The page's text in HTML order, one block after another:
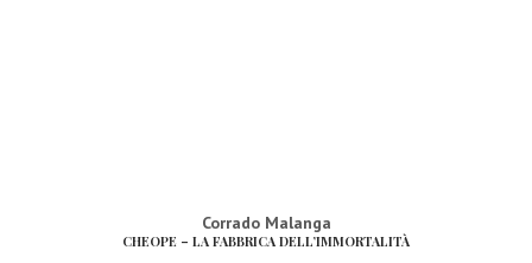
Corrado Malanga
CHEOPE – LA FABBRICA DELL’IMMORTALITÀ